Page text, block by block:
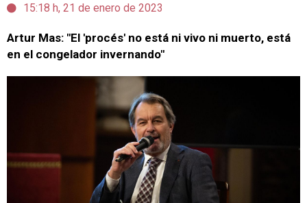
15:18 h, 21 de enero de 2023
Artur Mas: "El 'procés' no está ni vivo ni muerto, está
en el congelador invernando"